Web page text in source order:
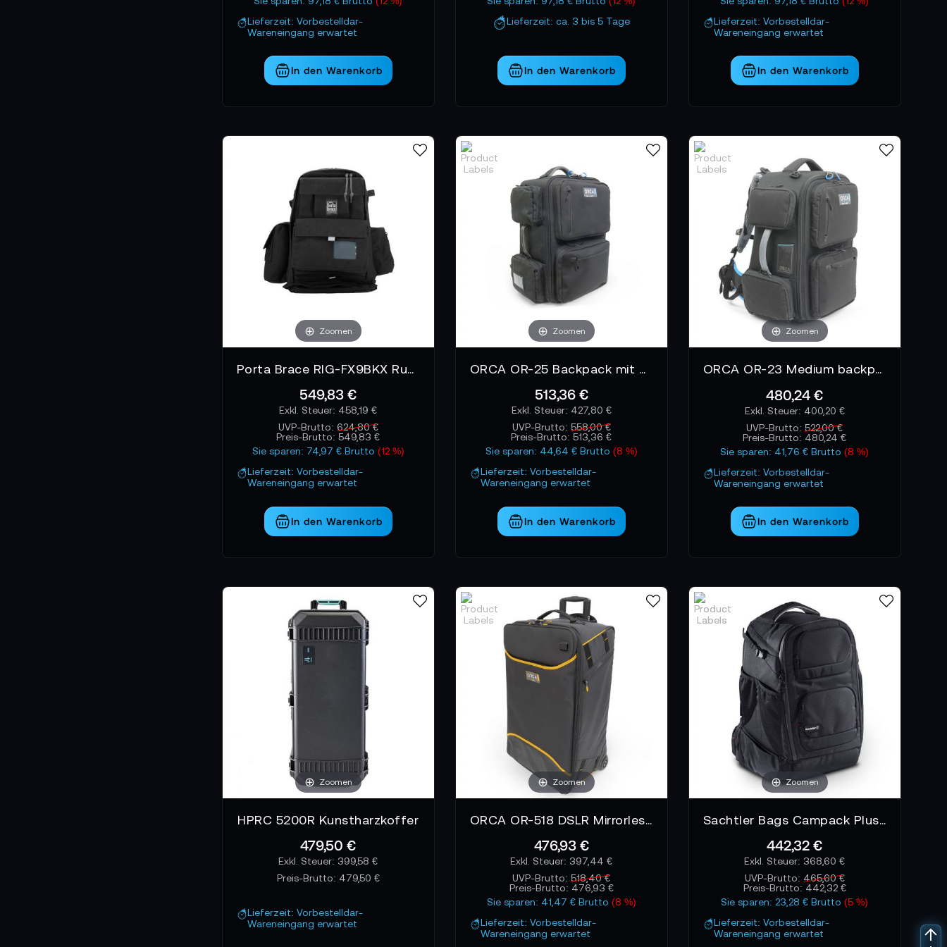
Lieferzeit: Vorbestelldar-
Wareneingang erwartet
In den Warenkorb
Lieferzeit: ca. 3 bis 5 Tage
In den Warenkorb
Lieferzeit: Vorbestelldar-
Wareneingang erwartet
In den Warenkorb
Zoomen
Porta Brace RIG-FX9BKX Rucksack Backpack
549,83 €
458,19 €
UVP-Brutto: 624,80 €
Preis-Brutto:549,83 €
Sie sparen: 74,97 € Brutto (12 %)
Lieferzeit: Vorbestelldar-
Wareneingang erwartet
In den Warenkorb
Zoomen
ORCA OR-25 Backpack mit Built-In Trolley
513,36 €
427,80 €
UVP-Brutto: 558,00 €
Preis-Brutto:513,36 €
Sie sparen: 44,64 € Brutto (8 %)
Lieferzeit: Vorbestelldar-
Wareneingang erwartet
In den Warenkorb
Zoomen
ORCA OR-23 Medium backpack w/ large external pockets
480,24 €
400,20 €
UVP-Brutto:522,00 €
Preis-Brutto: 480,24 €
Sie sparen: 41,76 € Brutto(8 %)
Lieferzeit: Vorbestelldar-
Wareneingang erwartet
In den Warenkorb
Zoomen
HPRC 5200R Kunstharzkoffer
479,50 €
399,58 €
Preis-Brutto: 479,50 €
Lieferzeit: Vorbestelldar-
Wareneingang erwartet
Zoomen
ORCA OR-518 DSLR Mirrorless Camera Trolley Case with Backpack System - Large
476,93 €
397,44 €
UVP-Brutto:518,40 €
Preis-Brutto: 476,93 €
Sie sparen: 41,47 € Brutto (8 %)
Lieferzeit: Vorbestelldar-
Wareneingang erwartet
Zoomen
Sachtler Bags Campack Plus Rucksack
442,32 €
368,60 €
UVP-Brutto: 465,60 €
Preis-Brutto: 442,32 €
Sie sparen: 23,28 € Brutto(5 %)
Lieferzeit: Vorbestelldar-
Wareneingang erwartet